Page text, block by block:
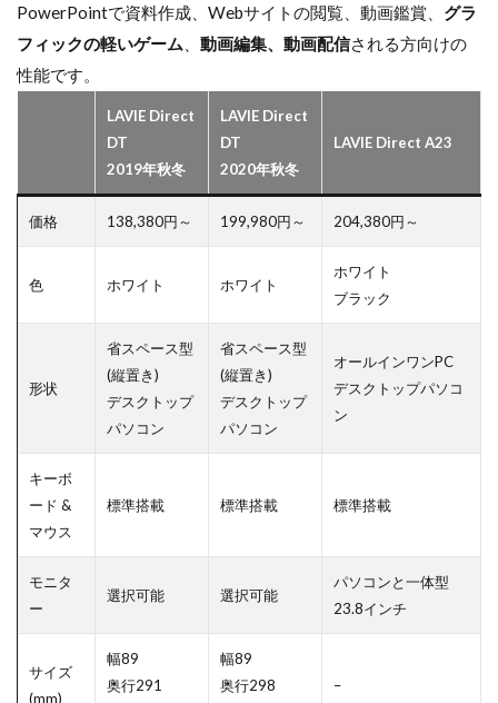
PowerPointで資料作成、Webサイトの閲覧、動画鑑賞、 グラ
フィックの軽いゲーム
動画編集、動画配信される方向けの
性能です。
LAVIE Direct
DT
2019年秋冬
LAVIE Direct
DT
2020年秋冬
LAVIE Direct A23
価格 138,380円～ 199,980円～ 204,380円～
色 ホワイト ホワイト
ホワイト
ブラック
形状
省スペース型
(縦置き)
デスクトップ
パソコン
省スペース型
(縦置き)
デスクトップ
パソコン
オールインワンPC
デスクトップパソコ
ン
キーボ
ード &
マウス
標準搭載 標準搭載 標準搭載
モニタ
ー
選択可能 選択可能
パソコンと一体型
23.8インチ
サイズ
(mm)
幅89
奥行291
幅89
奥行298
–